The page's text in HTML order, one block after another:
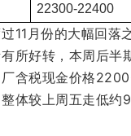
22300-22400
11月份的大幅回
所好转，本周后半
厂含税现金价格
体较上周五走低约